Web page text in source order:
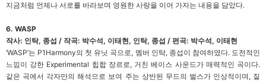
지금처럼 언제나 서로를 바라보며 영원한 사랑을 이어 가자는 내용을 담았다.
6. WASP
작사: 인탁, 종섭 / 작곡: 박수석, 이태현, 인탁, 종섭 / 편곡: 박수석, 이태현
‘WASP’는 P1Harmony의 첫 유닛 곡으로, 멤버 인탁, 종섭이 참여하였다. 도전적인
느낌이 강한 Experimental 힙합 장르로, 거친 베이스 사운드가 매력적인 곡이다.
같은 곡에서 각자만의 해석으로 보여 주는 상반된 무드의 벌스가 인상적이며, 짙